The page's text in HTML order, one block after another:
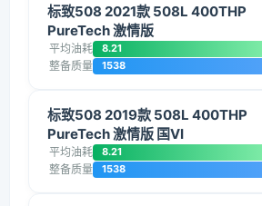
标致508 2021款 508L 400THP
PureTech 激情版
平均油耗 8.21
整备质量 1538
标致508 2019款 508L 400THP
PureTech 激情版 国VI
平均油耗 8.21
整备质量 1538